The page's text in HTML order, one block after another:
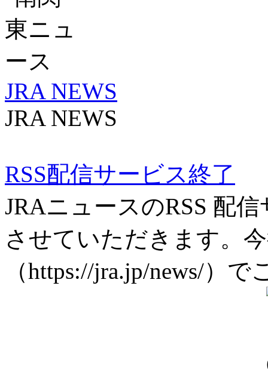
第70回大阪杯（GI）プ
第70回大阪杯（GI）プ
2025年度 物故馬法要
【重要】RSS配信サービ
【重要】JRAホームペ
JRA NEWS
JRA NEWS
RSS配信サービス終了
JRAニュースのRSS 配
させていただきます。
（https://jra.jp/news/）
にわたり、本サービス